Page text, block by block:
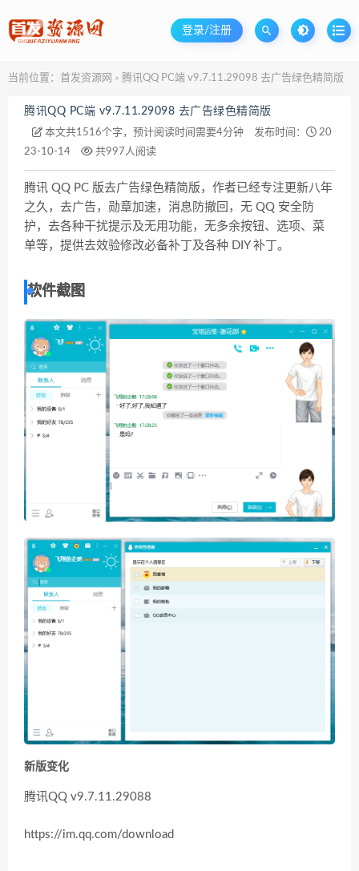
登录/注册
当前位置： 首发资源网 > 腾讯QQ PC端 v9.7.11.29098 去广告绿色精简版
腾讯QQ PC端 v9.7.11.29098 去广告绿色精简版
本文共1516个字，预计阅读时间需要4分钟 发布时间：
20
23-10-14
共997人阅读
腾讯 QQ PC 版去广告绿色精简版，作者已经专注更新八年
之久，去广告，勋章加速，消息防撤回，无 QQ 安全防
护，去各种干扰提示及无用功能，无多余按钮、选项、菜
单等，提供去效验修改必备补丁及各种 DIY 补丁。
软件截图
新版变化
腾讯QQ v9.7.11.29088
https://im.qq.com/download